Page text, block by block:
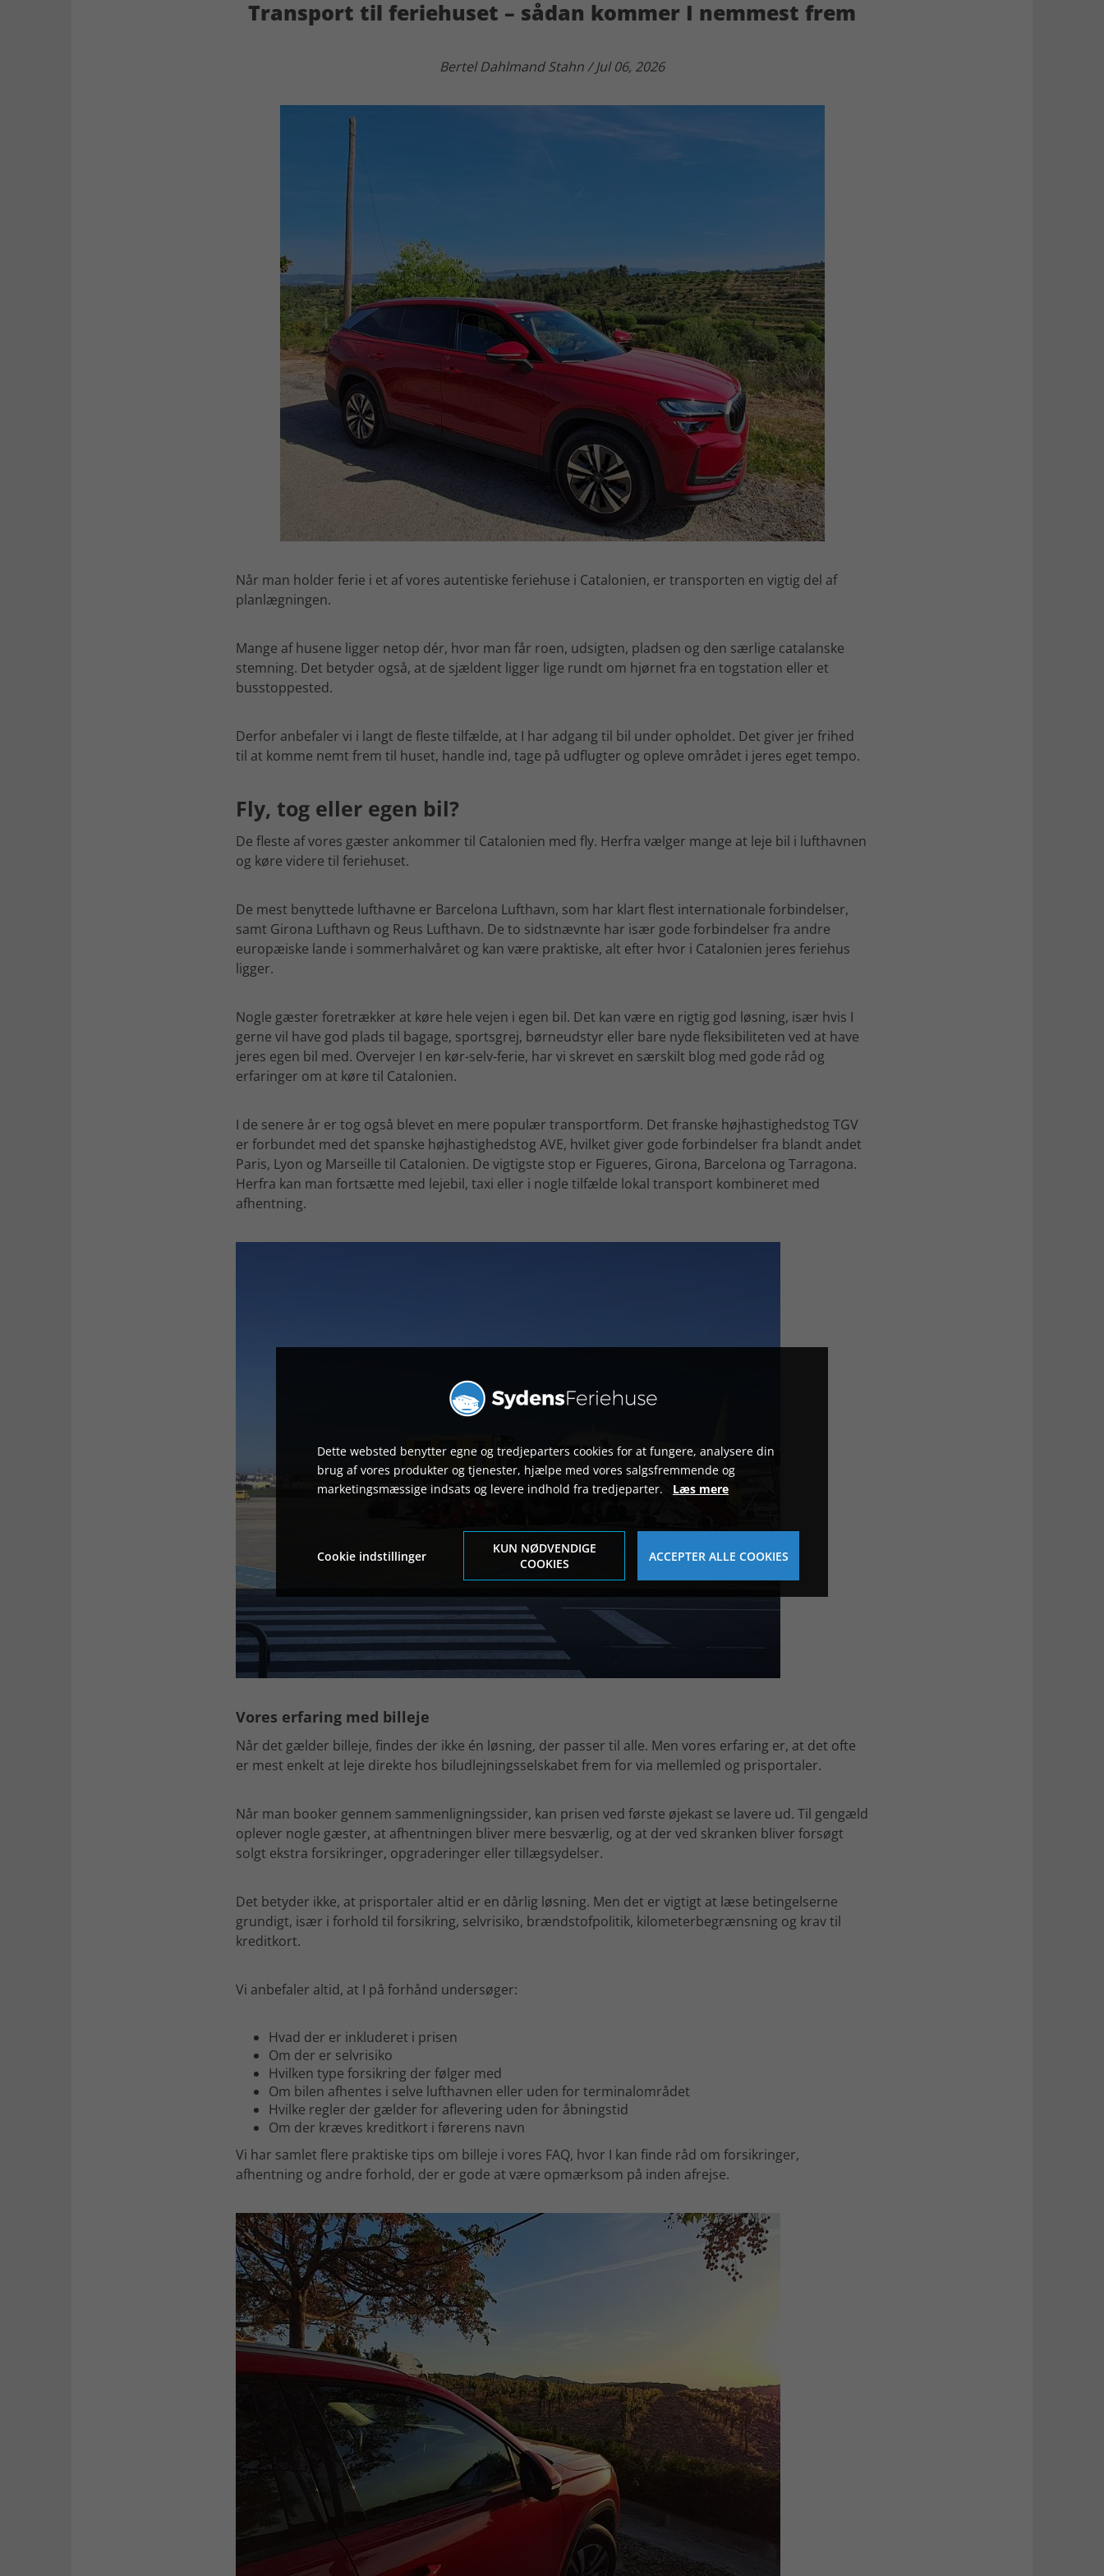
Transport til feriehuset – sådan kommer I nemmest frem
Bertel Dahlmand Stahn / Jul 06, 2026
Når man holder ferie i et af vores autentiske feriehuse i Catalonien, er transporten en vigtig del af
planlægningen.
Mange af husene ligger netop dér, hvor man får roen, udsigten, pladsen og den særlige catalanske
stemning. Det betyder også, at de sjældent ligger lige rundt om hjørnet fra en togstation eller et
busstoppested.
Derfor anbefaler vi i langt de fleste tilfælde, at I har adgang til bil under opholdet. Det giver jer frihed
til at komme nemt frem til huset, handle ind, tage på udflugter og opleve området i jeres eget tempo.
Fly, tog eller egen bil?
De fleste af vores gæster ankommer til Catalonien med fly. Herfra vælger mange at leje bil i lufthavnen
og køre videre til feriehuset.
De mest benyttede lufthavne er Barcelona Lufthavn, som har klart flest internationale forbindelser,
samt Girona Lufthavn og Reus Lufthavn. De to sidstnævnte har især gode forbindelser fra andre
europæiske lande i sommerhalvåret og kan være praktiske, alt efter hvor i Catalonien jeres feriehus
ligger.
Nogle gæster foretrækker at køre hele vejen i egen bil. Det kan være en rigtig god løsning, især hvis I
gerne vil have god plads til bagage, sportsgrej, børneudstyr eller bare nyde fleksibiliteten ved at have
jeres egen bil med. Overvejer I en kør-selv-ferie, har vi skrevet en særskilt blog med gode råd og
erfaringer om at køre til Catalonien.
I de senere år er tog også blevet en mere populær transportform. Det franske højhastighedstog TGV
er forbundet med det spanske højhastighedstog AVE, hvilket giver gode forbindelser fra blandt andet
Paris, Lyon og Marseille til Catalonien. De vigtigste stop er Figueres, Girona, Barcelona og Tarragona.
Herfra kan man fortsætte med lejebil, taxi eller i nogle tilfælde lokal transport kombineret med
afhentning.
Vores erfaring med billeje
Når det gælder billeje, findes der ikke én løsning, der passer til alle. Men vores erfaring er, at det ofte
er mest enkelt at leje direkte hos biludlejningsselskabet frem for via mellemled og prisportaler.
Når man booker gennem sammenligningssider, kan prisen ved første øjekast se lavere ud. Til gengæld
oplever nogle gæster, at afhentningen bliver mere besværlig, og at der ved skranken bliver forsøgt
solgt ekstra forsikringer, opgraderinger eller tillægsydelser.
Det betyder ikke, at prisportaler altid er en dårlig løsning. Men det er vigtigt at læse betingelserne
grundigt, især i forhold til forsikring, selvrisiko, brændstofpolitik, kilometerbegrænsning og krav til
kreditkort.
Vi anbefaler altid, at I på forhånd undersøger:
Hvad der er inkluderet i prisen
Om der er selvrisiko
Hvilken type forsikring der følger med
Om bilen afhentes i selve lufthavnen eller uden for terminalområdet
Hvilke regler der gælder for aflevering uden for åbningstid
Om der kræves kreditkort i førerens navn
Vi har samlet flere praktiske tips om billeje i vores FAQ, hvor I kan finde råd om forsikringer,
afhentning og andre forhold, der er gode at være opmærksom på inden afrejse.
Dette websted benytter egne og tredjeparters cookies for at fungere, analysere din
brug af vores produkter og tjenester, hjælpe med vores salgsfremmende og
marketingsmæssige indsats og levere indhold fra tredjeparter. Læs mere
Cookie indstillinger
KUN NØDVENDIGE
COOKIES
ACCEPTER ALLE COOKIES